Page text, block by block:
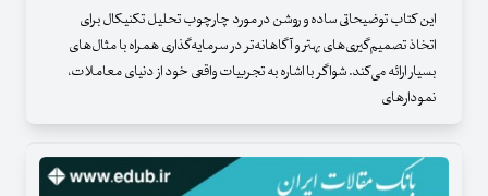
این کتاب توضیحاتی ساده و روشن در مورد چارچوب تحلیل تکنیکال برای
اتخاذ تصمیم‌گیری‌های بهتر و آگاهانه‌تر در سرمایه‌گذاری همراه با مثال‌های
بسیار ارائه می‌کند. شواگر با اشاره به تجربیات واقعی خود از دنیای معاملات،
نمودارهای